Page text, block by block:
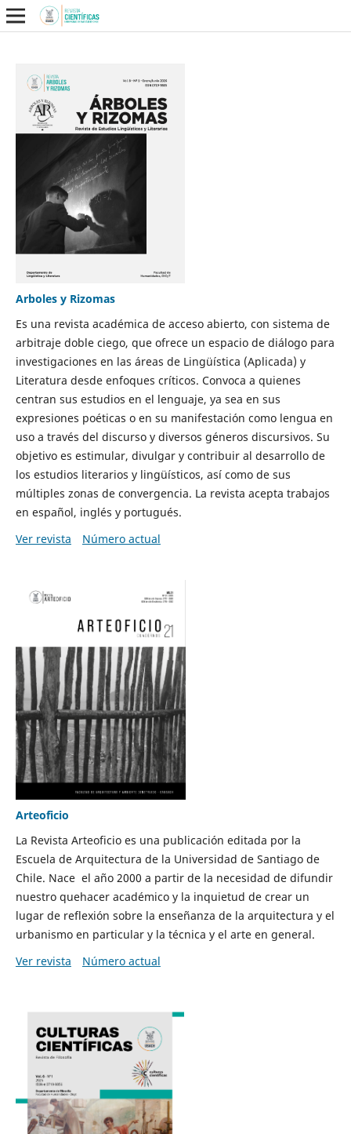
Arboles y Rizomas
Es una revista académica de acceso abierto, con sistema de
arbitraje doble ciego, que ofrece un espacio de diálogo para
investigaciones en las áreas de Lingüística (Aplicada) y
Literatura desde enfoques críticos. Convoca a quienes
centran sus estudios en el lenguaje, ya sea en sus
expresiones poéticas o en su manifestación como lengua en
uso a través del discurso y diversos géneros discursivos. Su
objetivo es estimular, divulgar y contribuir al desarrollo de
los estudios literarios y lingüísticos, así como de sus
múltiples zonas de convergencia. La revista acepta trabajos
en español, inglés y portugués.
Ver revista
Número actual
Arteoficio
La Revista Arteoficio es una publicación editada por la
Escuela de Arquitectura de la Universidad de Santiago de
Chile. Nace el año 2000 a partir de la necesidad de difundir
nuestro quehacer académico y la inquietud de crear un
lugar de reflexión sobre la enseñanza de la arquitectura y el
urbanismo en particular y la técnica y el arte en general.
Ver revista
Número actual